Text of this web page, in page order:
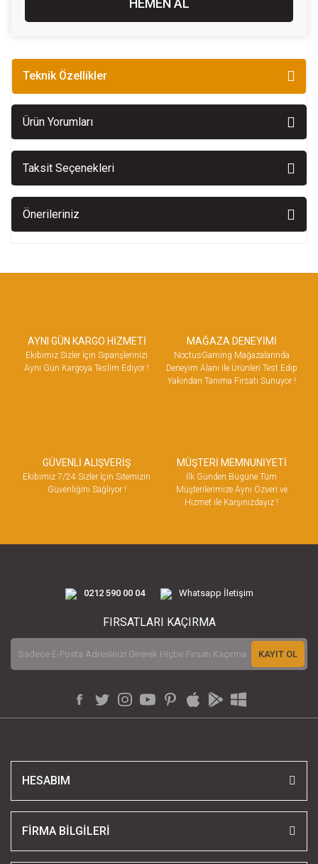
HEMEN AL
Teknik Özellikler
Ürün Yorumları
Taksit Seçenekleri
Önerileriniz
AYNI GÜN KARGO HİZMETİ
Ekibimiz Sizler İçin Siparişlerinizi
Aynı Gün Kargoya Teslim Ediyor !
MAĞAZA DENEYİMİ
NoctusGaming Mağazalarında
Deneyim Alanı ile Ürünleri Test Edip
Yakından Tanıma Fırsatı Sunuyor !
GÜVENLİ ALIŞVERİŞ
Ekibimiz 7/24 Sizler İçin Sitemizin
Güvenliğini Sağlıyor !
MÜŞTERİ MEMNUNİYETİ
İlk Günden Bugüne Tüm
Müşterilerimize Aynı Özveri ve
Hizmet ile Karşınızdayız !
0212 590 00 04 Whatsapp İletişim
FIRSATLARI KAÇIRMA
KAYIT OL
HESABIM
FİRMA BİLGİLERİ